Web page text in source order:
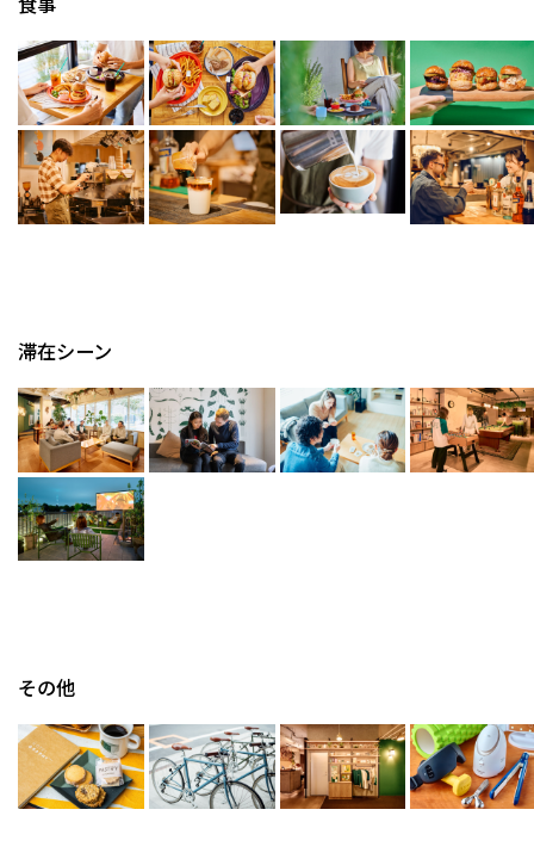
滞在シーン
その他